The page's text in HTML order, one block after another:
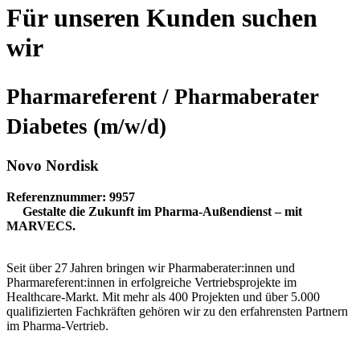
Für unseren Kunden suchen
wir
Pharmareferent / Pharmaberater
Diabetes (m/w/d)
Novo Nordisk
Referenznummer: 9957
Gestalte die Zukunft im Pharma-Außendienst – mit
MARVECS.
Seit über 27 Jahren bringen wir Pharmaberater:innen und
Pharmareferent:innen in erfolgreiche Vertriebsprojekte im
Healthcare‑Markt. Mit mehr als 400 Projekten und über 5.000
qualifizierten Fachkräften gehören wir zu den erfahrensten Partnern
im Pharma-Vertrieb.